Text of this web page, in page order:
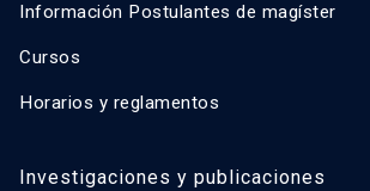
Información Postulantes de magíster
Cursos
Horarios y reglamentos
Investigaciones y publicaciones